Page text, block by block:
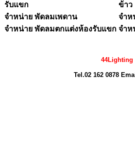
รับแขก
ข้าว
จำหน่าย พัดลมเพดาน
จำห
จำหน่าย พัดลมตกแต่งห้องรับแขก จำห
44Lighting
Tel.02 162 0878